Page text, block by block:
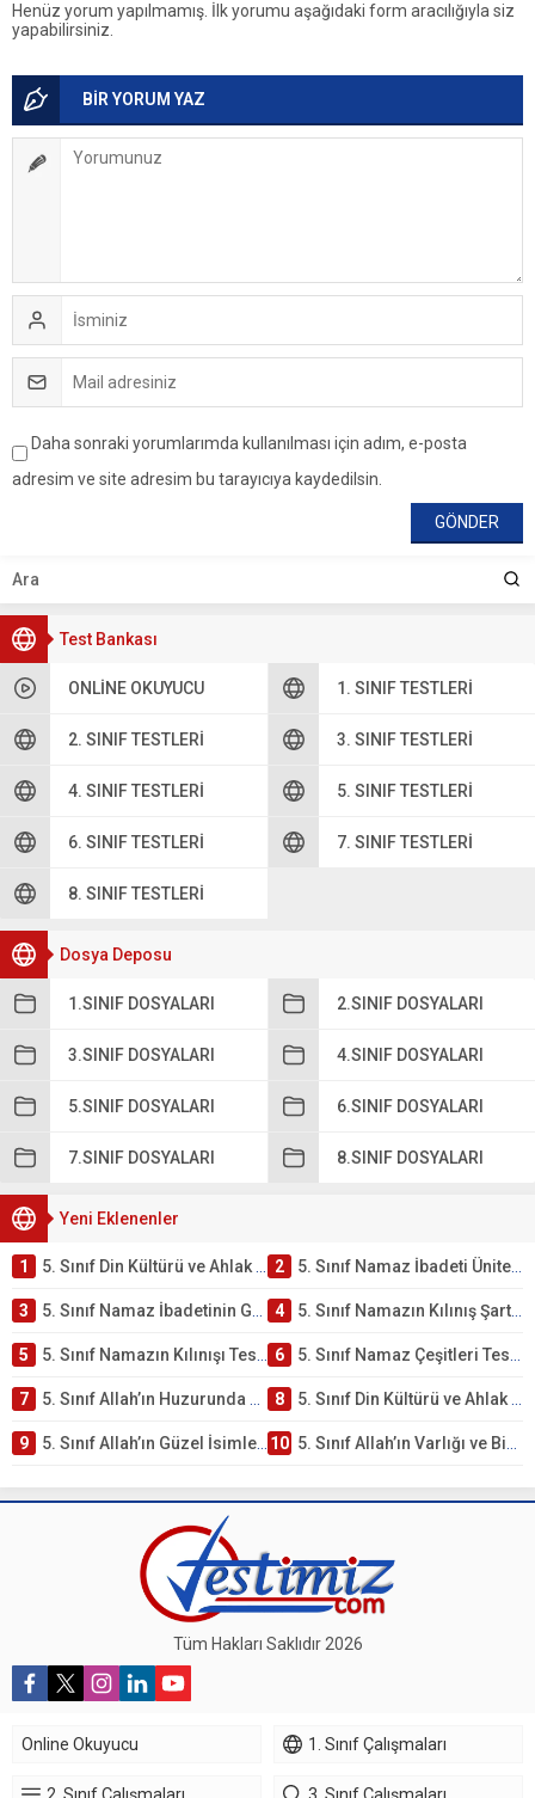
Test Bankası
ONLINE OKUYUCU 1. SINIF TESTLERI
2. SINIF TESTLERI 3. SINIF TESTLERI
4. SINIF TESTLERI 5. SINIF TESTLERI
6. SINIF TESTLERI 7. SINIF TESTLERI
8. SINIF TESTLERI
Dosya Deposu
1.SINIF DOSYALARI 2.SINIF DOSYALARI
3.SINIF DOSYALARI 4.SINIF DOSYALARI
5.SINIF DOSYALARI 6.SINIF DOSYALARI
7.SINIF DOSYALARI 8.SINIF DOSYALARI
Yeni Eklenenler
1 5. Sınıf Din Kültürü ve Ahlak Bilgisi 2. Ünite: Namaz İbadeti Çalışmaları 2 5. Sınıf Namaz İbadeti Ünite Testi – Online Çöz
3 5. Sınıf Namaz İbadetinin Getirdiği Faydalar Testi 4 5. Sınıf Namazın Kılınış Şartları Testi
5 5. Sınıf Namazın Kılınışı Testi – Online Çöz 6 5. Sınıf Namaz Çeşitleri Testi – Online Çöz
7 5. Sınıf Allah’ın Huzurunda Olmak – Namaz İbadeti Testi 8 5. Sınıf Din Kültürü ve Ahlak Bilgisi 1. Ünite: Allah İnancı Çalışmaları
9 5. Sınıf Allah’ın Güzel İsimleri Testi – Online Çöz 10 5. Sınıf Allah’ın Varlığı ve Birliği Testi – Online Çöz
Henüz yorum yapılmamış. İlk yorumu aşağıdaki form aracılığıyla siz
yapabilirsiniz.
BİR YORUM YAZ
Daha sonraki yorumlarımda kullanılması için adım, e-posta
adresim ve site adresim bu tarayıcıya kaydedilsin.
Tüm Hakları Saklıdır 2026
Online Okuyucu 1. Sınıf Çalışmaları